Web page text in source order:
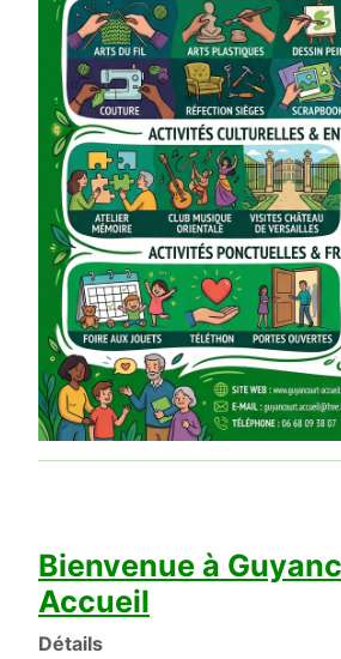
Bienvenue à
Accueil
Détails